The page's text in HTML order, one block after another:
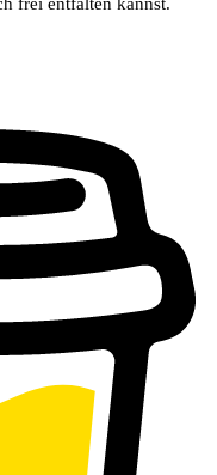
frei entfalten kannst.